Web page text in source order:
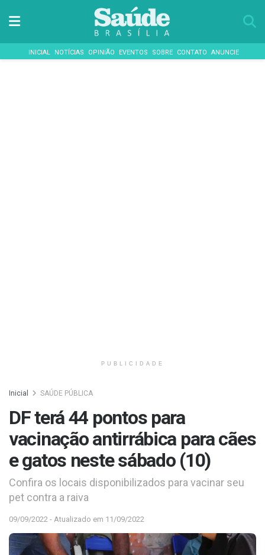
INICIAL NOTÍCIAS OPINIÃO EVENTOS SOBRE CONTATO ANUNCIE
PUBLICIDADE
Inicial SAÚDE PÚBLICA
DF terá 44 pontos para
vacinação antirrábica para cães
e gatos neste sábado (10)
Confira os locais disponibilizados para vacinar seu
pet contra a raiva
09/09/2022 - Atualizado em 11/09/2022